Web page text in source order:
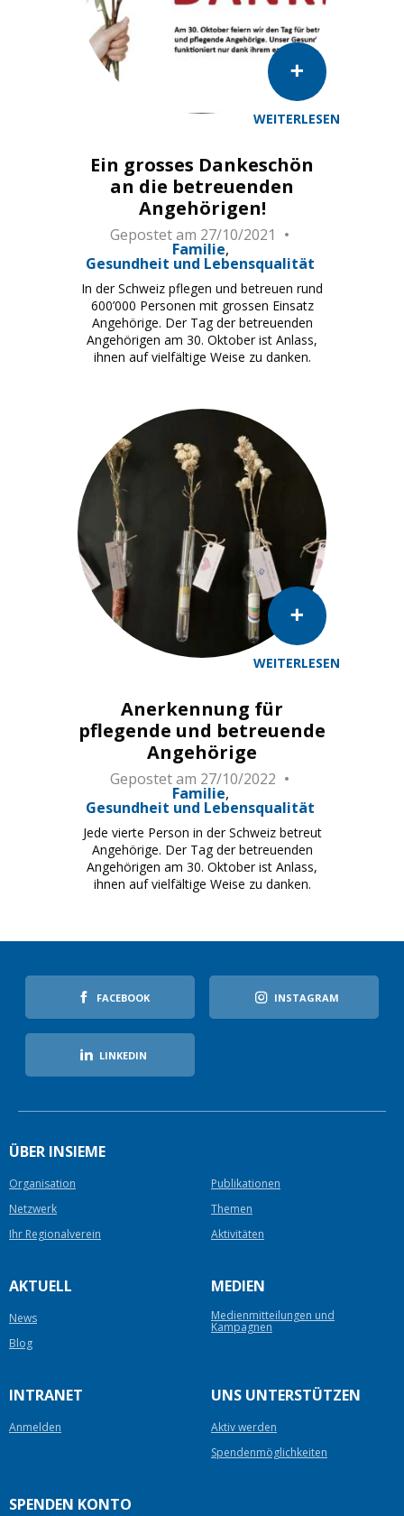
WEITERLESEN
Ein grosses Dankeschön
an die betreuenden
Angehörigen!
Gepostet am 27/10/2021
Familie
Gesundheit und Lebensqualität
In der Schweiz pflegen und betreuen rund
600’000 Personen mit grossen Einsatz
Angehörige. Der Tag der betreuenden
Angehörigen am 30. Oktober ist Anlass,
ihnen auf vielfältige Weise zu danken.
WEITERLESEN
Anerkennung für
pflegende und betreuende
Angehörige
Gepostet am 27/10/2022
Familie
Gesundheit und Lebensqualität
Jede vierte Person in der Schweiz betreut
Angehörige. Der Tag der betreuenden
Angehörigen am 30. Oktober ist Anlass,
ihnen auf vielfältige Weise zu danken.
FACEBOOK INSTAGRAM
LINKEDIN
ÜBER INSIEME
Organisation
Publikationen
Netzwerk
Themen
Ihr Regionalverein
Aktivitäten
AKTUELL
News
Blog
MEDIEN
Medienmitteilungen und
Kampagnen
INTRANET
Anmelden
UNS UNTERSTÜTZEN
Aktiv werden
Spendenmöglichkeiten
SPENDEN KONTO